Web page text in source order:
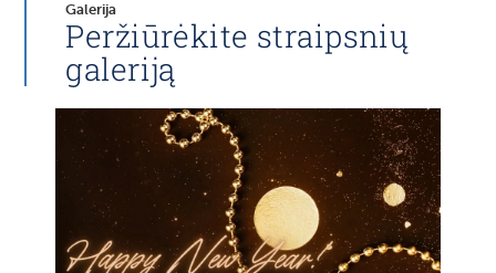
Galerija
Peržiūrėkite straipsnių
galeriją